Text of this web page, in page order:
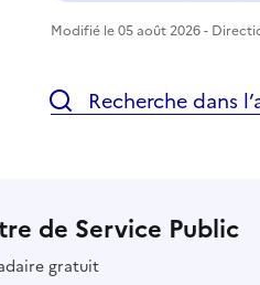
Modifié le 05 août 2026 -
Recherche dans
de Service Public
gratuit